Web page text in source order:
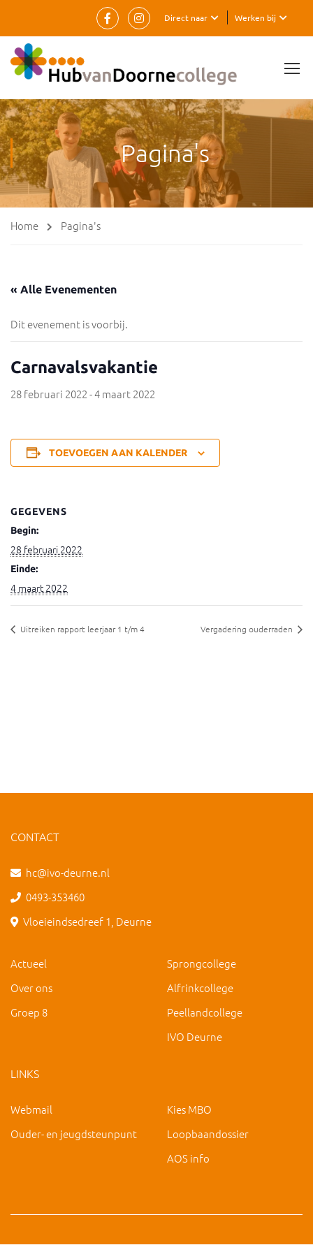
Werken bij
Direct naar
Pagina's
Home Pagina's
« Alle Evenementen
Dit evenement is voorbij.
Carnavalsvakantie
28 februari 2022-4 maart 2022
TOEVOEGEN AAN KALENDER
GEGEVENS
Begin:
28 februari 2022
Einde:
4 maart 2022
Uitreiken rapport leerjaar 1 t/m 4 Vergadering ouderraden
CONTACT
hc@ivo-deurne.nl
0493-353460
Vloeieindsedreef 1, Deurne
Actueel
Over ons
Groep 8
Sprongcollege
Alfrinkcollege
Peellandcollege
IVO Deurne
LINKS
Webmail
Ouder- en jeugdsteunpunt
Kies MBO
Loopbaandossier
AOS info
Copyright 2019 IVO Deurne | hc@ivo-deurne.nl|Cookies